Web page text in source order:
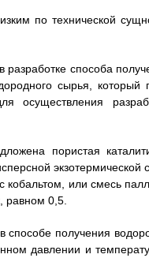
по технической
способа
сырья, который
осуществления
пористая
или смесь
равном 0,5.
способе получения
давлении и